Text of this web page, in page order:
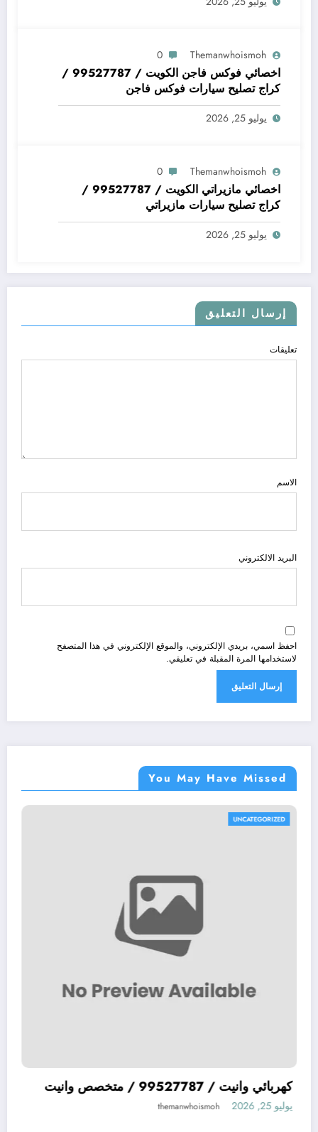
Themanwhoismoh
0
اخصائي فوكس فاجن الكويت / 99527787 /
كراج تصليح سيارات فوكس فاجن
يوليو 25, 2026
Themanwhoismoh
0
اخصائي مازيراتي الكويت / 99527787 /
كراج تصليح سيارات مازيراتي
يوليو 25, 2026
إرسال التعليق
تعليقات
الاسم
البريد الالكتروني
احفظ اسمي، بريدي الإلكتروني، والموقع الإلكتروني في هذا المتصفح
لاستخدامها المرة المقبلة في تعليقي.
You May Have Missed
كهربائي وانيت /
ميكانيكي سيارات يابانية JAPAN افضل ميكيانيكي
في الكويت